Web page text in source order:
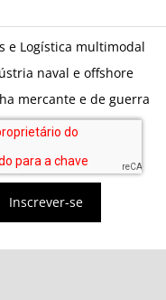
e Logística multimodal
naval e offshore
mercante e de guerra
Inscrever-se
Naval Ltda.